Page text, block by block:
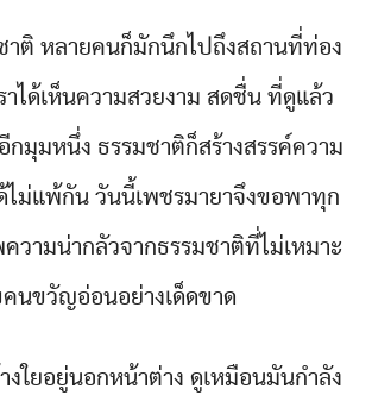
าติ หลายคนก็มักนึกไปถึงสถานที่ท่อง
าได้เห็นความสวยงาม สดชื่น ที่ดูแล้ว
กมุมหนึ่ง ธรรมชาติก็สร้างสรรค์ความ
ด้ไม่แพ้กัน วันนี้เพชรมายาจึงขอพาทุก
วามน่ากลัวจากธรรมชาติที่ไม่เหมาะ
นขวัญอ่อนอย่างเด็ดขาด
งใยอยู่นอกหน้าต่าง ดูเหมือนมันกำลัง